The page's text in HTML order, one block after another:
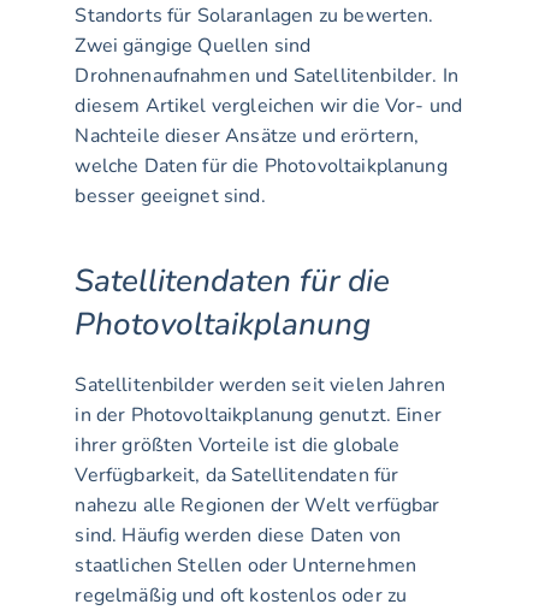
Standorts für Solaranlagen zu bewerten.
Zwei gängige Quellen sind
Drohnenaufnahmen und Satellitenbilder. In
diesem Artikel vergleichen wir die Vor- und
Nachteile dieser Ansätze und erörtern,
welche Daten für die Photovoltaikplanung
besser geeignet sind.
Satellitendaten für die
Photovoltaikplanung
Satellitenbilder werden seit vielen Jahren
in der Photovoltaikplanung genutzt. Einer
ihrer größten Vorteile ist die globale
Verfügbarkeit, da Satellitendaten für
nahezu alle Regionen der Welt verfügbar
sind. Häufig werden diese Daten von
staatlichen Stellen oder Unternehmen
regelmäßig und oft kostenlos oder zu